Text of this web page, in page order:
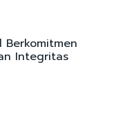
Berkomitmen
Integritas